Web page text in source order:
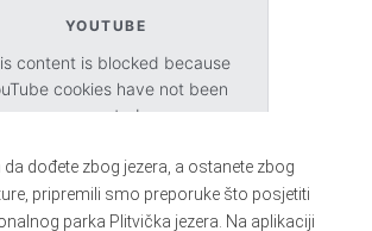
YOUTUBE
content is blocked because
cookies have not been
accepted.
Accept cookies
dođete zbog jezera, a ostanete zbog
pripremili smo preporuke što posjetiti
parka Plitvička jezera. Na aplikaciji